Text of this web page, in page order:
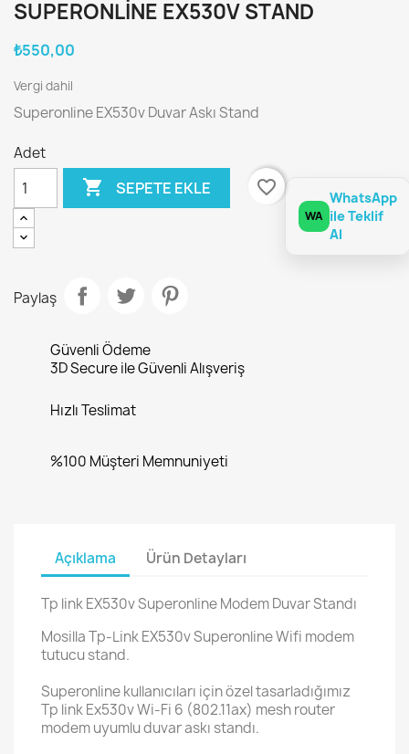
SUPERONLINE EX530V STAND
₺550,00
Vergi dahil
Superonline EX530v Duvar Askı Stand
Adet
 SEPETE EKLE favorite_border
WA
WhatsApp
ile Teklif
Al
Paylaş
Güvenli Ödeme
3D Secure ile Güvenli Alışveriş
Hızlı Teslimat
%100 Müşteri Memnuniyeti
Açıklama Ürün Detayları
Tp link EX530v Superonline Modem Duvar Standı
Mosilla Tp-Link EX530v Superonline Wifi modem
tutucu stand.
Superonline kullanıcıları için özel tasarladığımız
Tp link Ex530v Wi-Fi 6 (802.11ax) mesh router
modem uyumlu duvar askı standı.